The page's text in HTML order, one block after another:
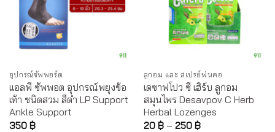
อุปกรณ์ซัพพอร์ต
แอลพี ซัพพอต อุปกรณ์พยุงข้อ
เท้า ชนิดสวม สีดำ LP Support
Ankle Support
350 ฿
ลูกอม และ สเปรย์พ่นคอ
เดซาฟโปว ซี เฮิร์บ ลูกอม
สมุนไพร Desavpov C Herb
Herbal Lozenges
20 ฿– 250 ฿